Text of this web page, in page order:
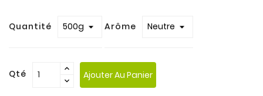
Quantité Arôme
Qté Ajouter Au Panier